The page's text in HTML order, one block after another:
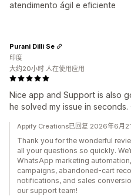
atendimento ágil e eficiente
Nice app and Support is also
he solved my issue in seconds.
Purani Dilli Se
印度
大约20小时 人在使用应用
Appify Creations已回复 2026年6月
Thank you for the wonderful
all your questions so quickly.
WhatsApp marketing
campaigns, abandoned-cart
notifications, and sales
our support team!